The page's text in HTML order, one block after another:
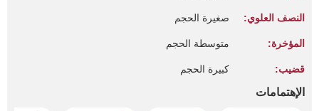
النصف العلوي: صغيرة الحجم
المؤخرة: متوسطة الحجم
قضيب: كبيرة الحجم
الإهتمامات